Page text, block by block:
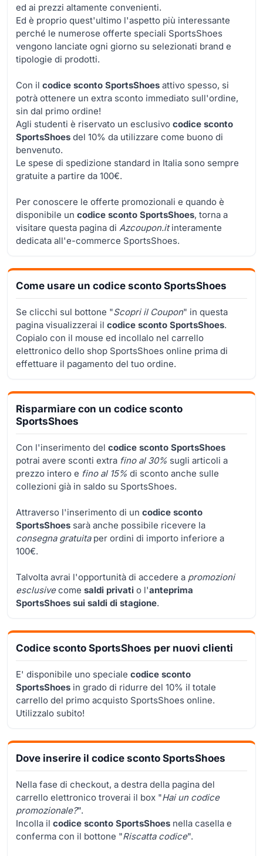
ed ai prezzi altamente convenienti.
Ed è proprio quest'ultimo l'aspetto più interessante
perché le numerose offerte speciali SportsShoes
vengono lanciate ogni giorno su selezionati brand e
tipologie di prodotti.
Con il codice sconto SportsShoes attivo spesso, si
potrà ottenere un extra sconto immediato sull'ordine,
sin dal primo ordine!
Agli studenti è riservato un esclusivo codice sconto
SportsShoes del 10% da utilizzare come buono di
benvenuto.
Le spese di spedizione standard in Italia sono sempre
gratuite a partire da 100€.
Per conoscere le offerte promozionali e quando è
disponibile un codice sconto SportsShoes, torna a
visitare questa pagina di Azcoupon.itinteramente
dedicata all'e-commerce SportsShoes.
Come usare un codice sconto SportsShoes
Se clicchi sul bottone "Scopri il Coupon" in questa
pagina visualizzerai il codice sconto SportsShoes.
Copialo con il mouse ed incollalo nel carrello
elettronico dello shop SportsShoes online prima di
effettuare il pagamento del tuo ordine.
Risparmiare con un codice sconto
SportsShoes
Con l'inserimento del codice sconto SportsShoes
potrai avere sconti extra fino al 30% sugli articoli a
prezzo intero e fino al 15% di sconto anche sulle
collezioni già in saldo su SportsShoes.
Attraverso l'inserimento di un codice sconto
SportsShoes sarà anche possibile ricevere la
consegna gratuitaper ordini di importo inferiore a
100€.
Talvolta avrai l'opportunità di accedere a promozioni
esclusivecome saldi privati o l'anteprima
SportsShoes sui saldi di stagione.
Codice sconto SportsShoes per nuovi clienti
E' disponibile uno speciale codice sconto
SportsShoes in grado di ridurre del 10% il totale
carrello del primo acquisto SportsShoes online.
Utilizzalo subito!
Dove inserire il codice sconto SportsShoes
Nella fase di checkout, a destra della pagina del
carrello elettronico troverai il box "Hai un codice
promozionale?".
Incolla il codice sconto SportsShoes nella casella e
conferma con il bottone "Riscatta codice".